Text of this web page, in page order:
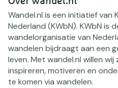
Wandel.nl is een initiatief van
Nederland (KWbN). KWbN is
wandelorganisatie van
wandelen bijdraagt aan een
leven. Met wandel.nl willen wij
inspireren, motiveren en
te komen via wandelen.